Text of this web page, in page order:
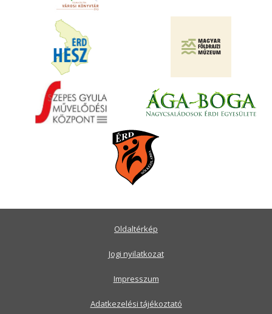
Oldaltérkép
Jogi nyilatkozat
Impresszum
Adatkezelési tájékoztató